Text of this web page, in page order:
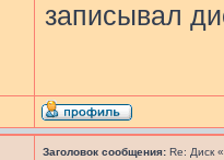
записывал
Заголовок сообщения: Re: Диск